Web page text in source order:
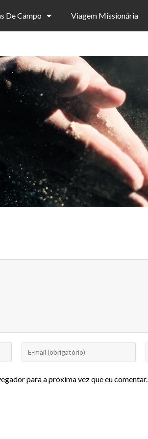
De Campo Viagem Missionária
para a próxima vez que eu comentar.